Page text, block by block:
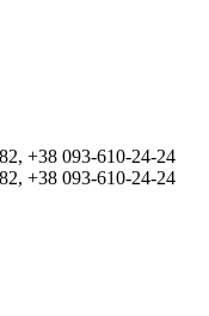
+38 093-610-24-24
+38 093-610-24-24